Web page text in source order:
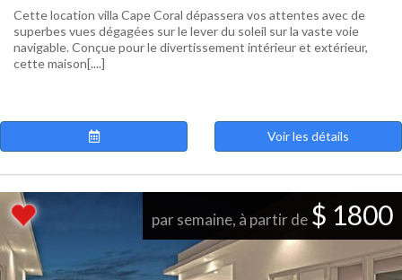
Cette location villa Cape Coral dépassera vos attentes avec de
superbes vues dégagées sur le lever du soleil sur la vaste voie
navigable. Conçue pour le divertissement intérieur et extérieur,
cette maison[....]
Voir les détails
par semaine, à partir de $ 1800